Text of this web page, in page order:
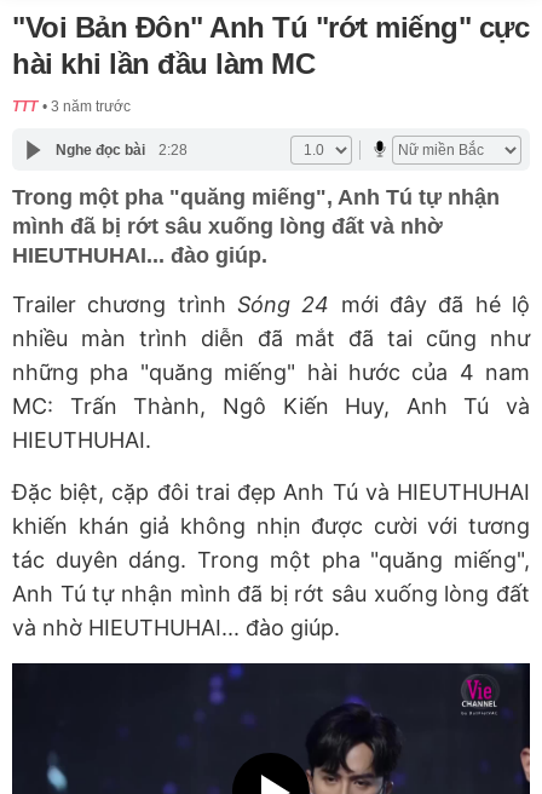
"Voi Bản Đôn" Anh Tú "rớt miếng" cực
hài khi lần đầu làm MC
TTT 3 năm trước
Nghe đọc bài 2:28
Trong một pha "quăng miếng", Anh Tú tự nhận
mình đã bị rớt sâu xuống lòng đất và nhờ
HIEUTHUHAI... đào giúp.
Trailer chương trình Sóng 24 mới đây đã hé lộ
nhiều màn trình diễn đã mắt đã tai cũng như
những pha "quăng miếng" hài hước của 4 nam
MC: Trấn Thành, Ngô Kiến Huy, Anh Tú và
HIEUTHUHAI.
Đặc biệt, cặp đôi trai đẹp Anh Tú và HIEUTHUHAI
khiến khán giả không nhịn được cười với tương
tác duyên dáng. Trong một pha "quăng miếng",
Anh Tú tự nhận mình đã bị rớt sâu xuống lòng đất
và nhờ HIEUTHUHAI... đào giúp.